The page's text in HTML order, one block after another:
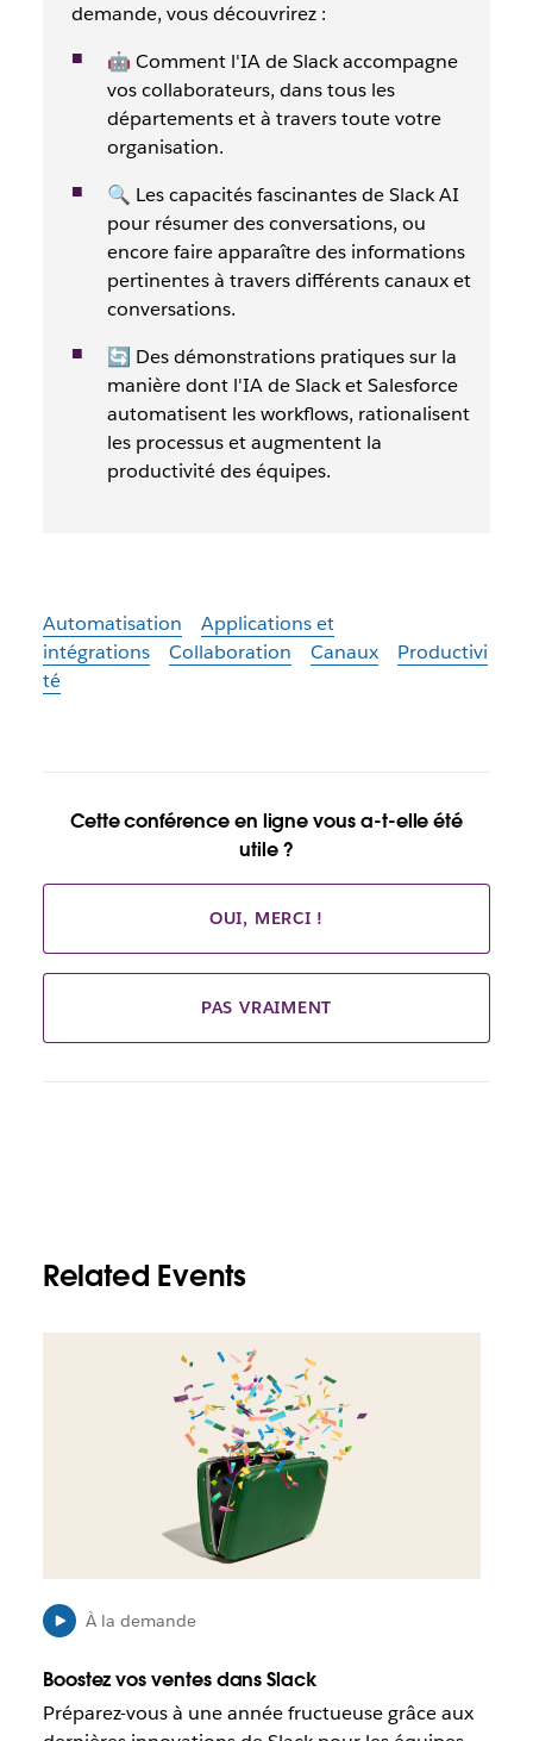
demande, vous découvrirez :
🤖 Comment l'IA de Slack accompagne
vos collaborateurs, dans tous les
départements et à travers toute votre
organisation.
🔍 Les capacités fascinantes de Slack AI
pour résumer des conversations, ou
encore faire apparaître des informations
pertinentes à travers différents canaux et
conversations.
🔄 Des démonstrations pratiques sur la
manière dont l'IA de Slack et Salesforce
automatisent les workflows, rationalisent
les processus et augmentent la
productivité des équipes.
Automatisation
Applications et
intégrations
Collaboration Canaux
Productivi
té
Cette conférence en ligne vous a-t-elle été
utile ?
OUI, MERCI !
PAS VRAIMENT
Related Events
l
e
q
u
e
À la demande
Boostez vos ventes dans Slack
Préparez-vous à une année fructueuse grâce aux